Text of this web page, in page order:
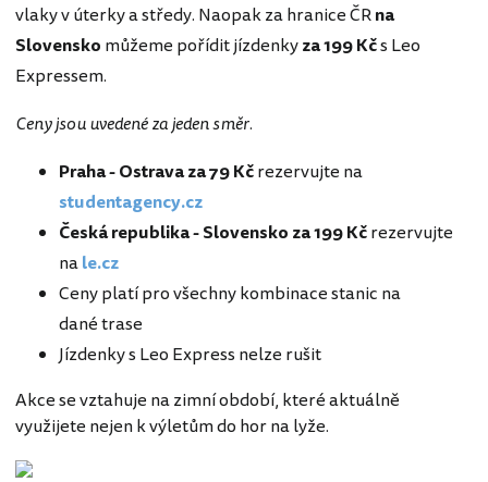
vlaky v úterky a středy. Naopak za hranice ČRna
Slovensko můžeme pořídit jízdenkyza 199 Kčs Leo
Expressem.
Ceny jsou uvedené za jeden směr.
Praha - Ostrava za 79 Kčrezervujte na
studentagency.cz
Česká republika - Slovensko za 199 Kčrezervujte
nale.cz
Ceny platí pro všechny kombinace stanic na
dané trase
Jízdenky s Leo Express nelze rušit
Akce se vztahuje na zimní období, které aktuálně
využijete nejen k výletům do hor na lyže.